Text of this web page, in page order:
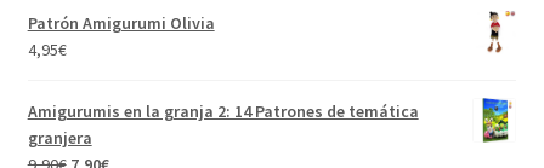
Patrón Amigurumi Olivia
4,95€
Amigurumis en la granja 2: 14 Patrones de temática
granjera